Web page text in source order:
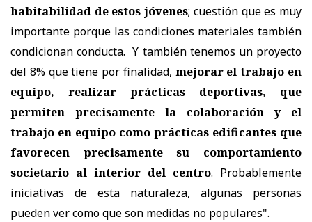
habitabilidad de estos jóvenes; cuestión que es muy
importante porque las condiciones materiales también
condicionan conducta. Y también tenemos un proyecto
del 8% que tiene por finalidad, mejorar el trabajo en
equipo, realizar prácticas deportivas, que
permiten precisamente la colaboración y el
trabajo en equipo como prácticas edificantes que
favorecen precisamente su comportamiento
societario al interior del centro. Probablemente
iniciativas de esta naturaleza, algunas personas
pueden ver como que son medidas no populares".